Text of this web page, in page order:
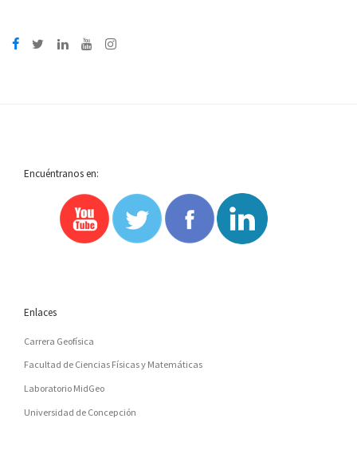
Encuéntranos en:
Enlaces
Carrera Geofísica
Facultad de Ciencias Físicas y Matemáticas
Laboratorio MidGeo
Universidad de Concepción